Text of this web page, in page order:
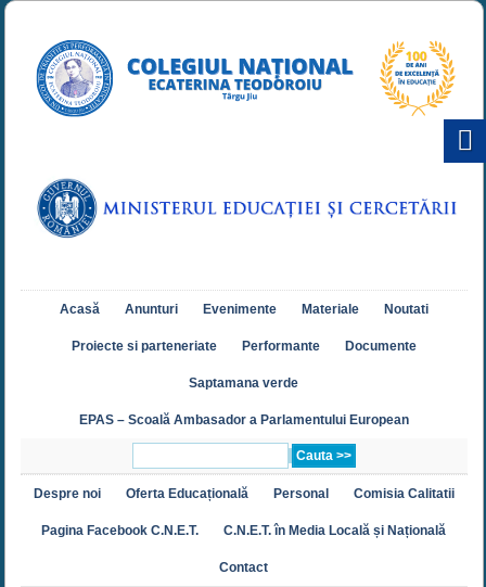
Acasă Anunturi Evenimente Materiale Noutati
Proiecte si parteneriate Performante Documente
Saptamana verde
EPAS – Scoală Ambasador a Parlamentului European
Despre noi Oferta Educațională Personal Comisia Calitatii
Pagina Facebook C.N.E.T. C.N.E.T. în Media Locală și Națională
Contact